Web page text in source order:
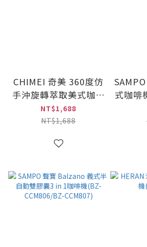
CHIMEI 奇美 360度仿
手沖旋轉萃取美式咖啡
機(CG-065A10)
NT$1,688
NT$1,688
式咖啡